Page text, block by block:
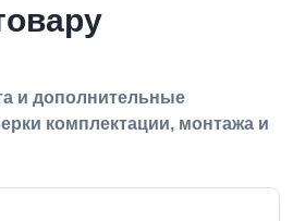
и дополнительные
комплектации, монтажа и